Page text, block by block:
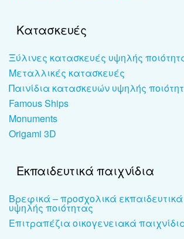
Κατασκευές
Ξύλινες κατασκευές υψηλής
Μεταλλικές κατασκευές
Παινίδια κατασκευών υψηλής
Famous Ships
Monuments
Origami 3D
Εκπαιδευτικά παιχνίδια
Βρεφικά – προσχολικά εκπαιδευτικά
υψηλής ποιότητας
Επιτραπέζια οικογενειακά